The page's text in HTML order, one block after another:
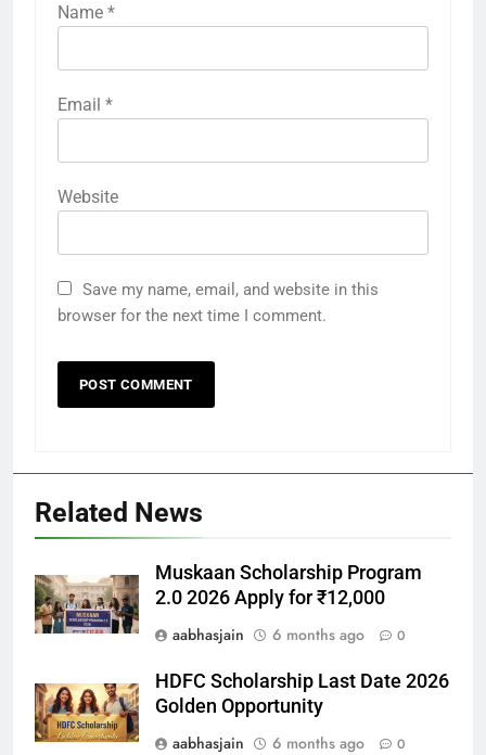
Name *
Email *
Website
Save my name, email, and website in this
browser for the next time I comment.
Related News
Muskaan Scholarship Program
2.0 2026 Apply for ₹12,000
aabhasjain
6 months ago 0
HDFC Scholarship Last Date 2026
Golden Opportunity
aabhasjain
6 months ago 0